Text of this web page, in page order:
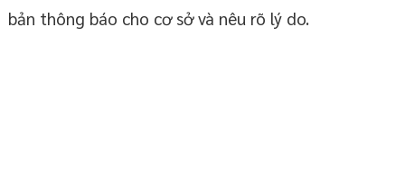
bản thông báo cho cơ sở và nêu rõ lý do.